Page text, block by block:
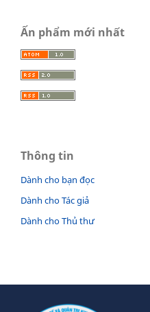
Ấn phẩm mới nhất
Thông tin
Dành cho bạn đọc
Dành cho Tác giả
Dành cho Thủ thư